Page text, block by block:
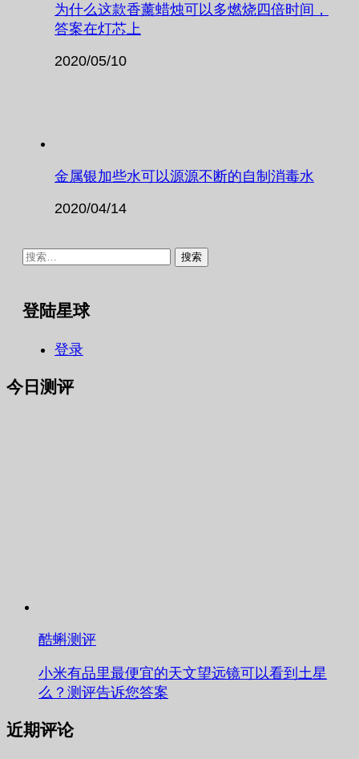
为什么这款香薰蜡烛可以多燃烧四倍时间，
答案在灯芯上
2020/05/10
金属银加些水可以源源不断的自制消毒水
2020/04/14
搜
登陆星球
登录
今日测评
酷蝌测评
小米有品里最便宜的天文望远镜可以看到土星
么？测评告诉您答案
近期评论